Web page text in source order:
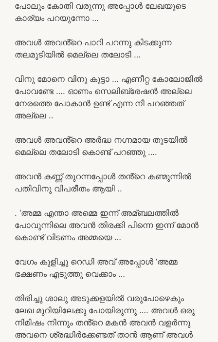
പോലും കോതി വരുന്നു അപ്പോൾ ലേഖയുടെ
കാര്യം പറയുന്നോ …
അവൾ അവൻ്റെ പാറി പറന്നു കിടക്കുന്ന
തലമുടിയിൽ മെല്ലെ തലോടി …
വിനു മോനെ വിനു കുട്ടാ … എണീറ്റ കോലോജിൽ
പോവണ്ടേ …. ഓണം സെലിബ്രേഷൻ അല്ലെ
നേരത്തെ പോകാൻ ഉണ്ട് എന്ന നീ പറഞ്ഞത്
അല്ലെ ..
അവൾ അവൻ്റെ അർദ്ധ നഗ്നമായ തുടയിൽ
മെല്ലെ തലോടി കൊണ്ട് പറഞ്ഞു ….
അവൻ കണ്ണ് തുറന്നപ്പോൾ തൻ്റെ കണ്മുന്നിൽ
പതിവിനു വിപരീതം ആയി ..
. ‘അമ്മ എന്താ അമ്മെ ഇന്ന് അമ്ബലത്തിൽ
പോവുന്നിലെ അവൻ തിരക്കി പിന്നെ ഇന്ന് മോൻ
കൊണ്ട് വിടണം അമ്മയെ …
വേഗം കുളിച്ചു റെഡി അവ് അപ്പോൾ ‘അമ്മ
ഭക്ഷണം എടുത്തു വെക്കാം …
തിരിച്ചു ശാലു അടുക്കളയിൽ വരുപോഴെകും
ലേഖ മുറിയിലേക്കു പോയിരുന്നു …. അവൾ ഒരു
നിമിഷം നിന്നും തൻ്റെ മകൻ അവൻ വളർന്നു
അവനെ ശ്രദ്ധിർക്കേണ്ടത് താൻ ആണ് അവൾ